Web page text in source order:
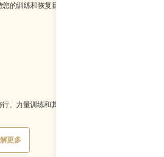
的训练和恢复目标。
、力量训练和其他运动的活跃个体。
Button
更多
更多